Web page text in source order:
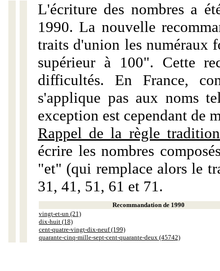
L'écriture des nombres a
1990. La nouvelle
traits d'union les numéraux
supérieur à 100". Cette
difficultés. En France,
s'applique pas aux noms
exception est cependant de
Rappel de la règle
écrire les nombres
"et" (qui remplace alors le
31, 41, 51, 61 et 71.
Recommandation de 1990
vingt-et-un (21)
dix-huit (18)
cent-quatre-vingt-dix-neuf (199)
quarante-cinq-mille-sept-cent-quarante-deux (45742)